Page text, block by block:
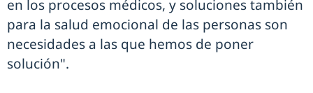
en los procesos médicos, y soluciones también
para la salud emocional de las personas son
necesidades a las que hemos de poner
solución".